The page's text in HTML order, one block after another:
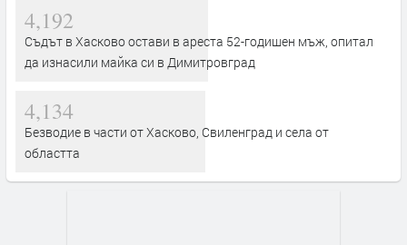
4,192
Съдът в Хасково остави в ареста 52-годишен мъж, опитал
да изнасили майка си в Димитровград
4,134
Безводие в части от Хасково, Свиленград и села от
областта